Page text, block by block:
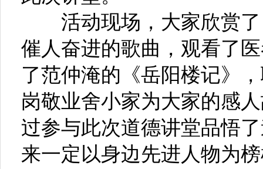
活动现场，大家欣赏了
催人奋进的歌曲，观看了
了范仲淹的《岳阳楼记》
岗敬业舍小家为大家的感
过参与此次道德讲堂品悟
来一定以身边先进人物为